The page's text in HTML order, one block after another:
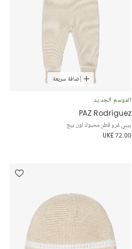
إضافة سريعة
الموسم الجديد
PAZ Rodríguez
بيبي غرو قطن محبوك لون بيج
UK£ 72.00